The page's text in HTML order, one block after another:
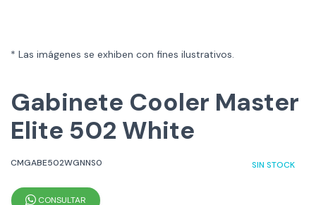
* Las imágenes se exhiben con fines ilustrativos.
Gabinete Cooler Master
Elite 502 White
CMGABE502WGNNS0 SIN STOCK
CONSULTAR